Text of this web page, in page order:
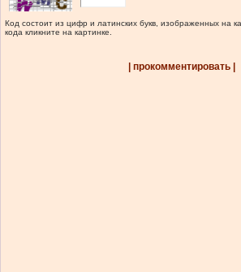
Код состоит из цифр и латинских букв, изображенных на
кода кликните на картинке.
| прокомментировать |